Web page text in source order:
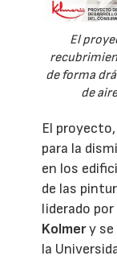
El
de forma
de
El
para la
en los
de las
liderado
Kolmery se
la